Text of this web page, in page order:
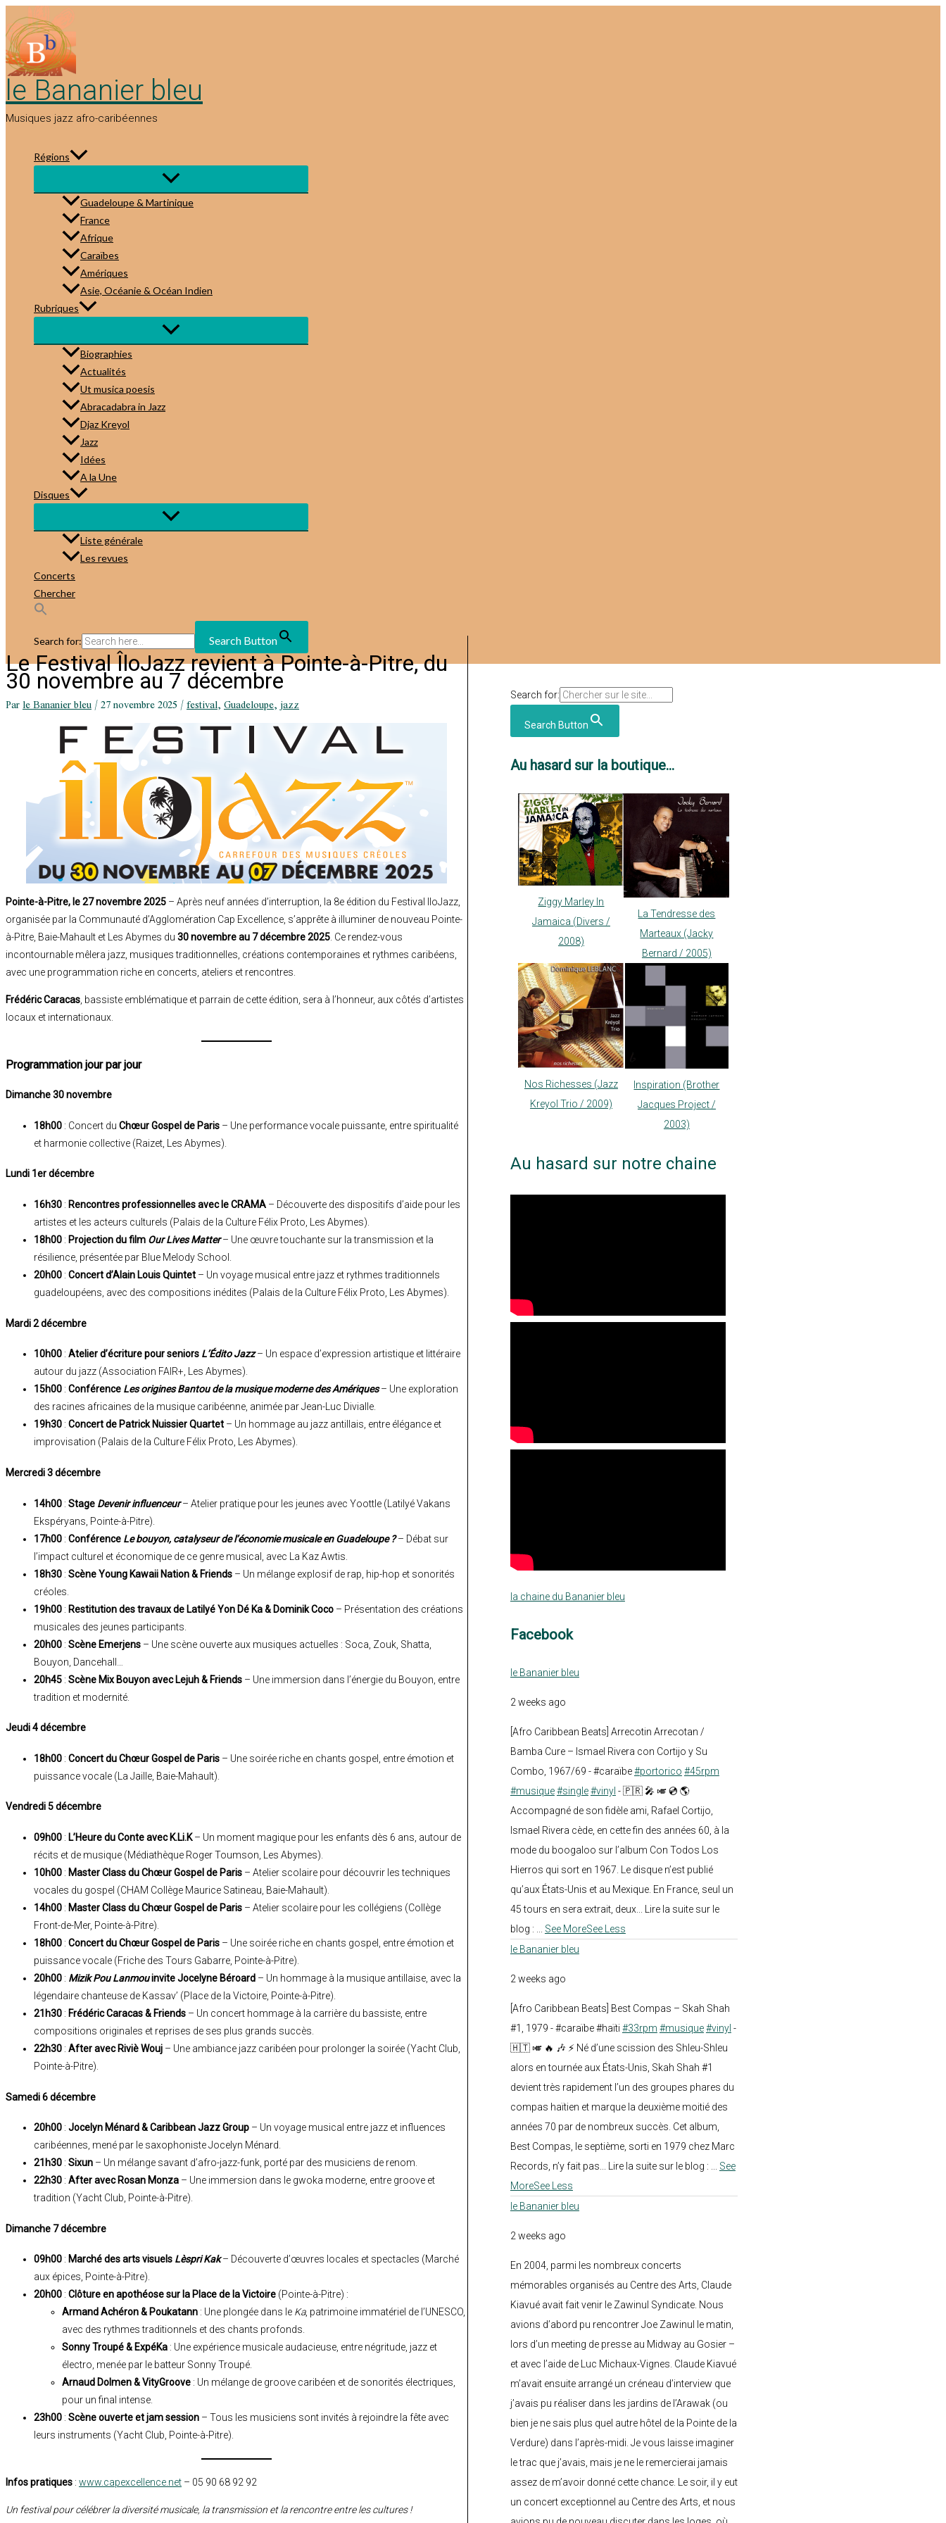
au
contenu
le Bananier bleu
Musiques jazz afro-caribéennes
Régions
Guadeloupe & Martinique
France
Afrique
Caraïbes
Amériques
Asie, Océanie & Océan Indien
Rubriques
Biographies
Actualités
Ut musica poesis
Abracadabra in Jazz
Djaz Kreyol
Jazz
Idées
A la Une
Disques
Liste générale
Les revues
Concerts
Chercher
Search for: Search Button
Le Festival ÎloJazz revient à Pointe-à-Pitre, du
30 novembre au 7 décembre
Parle Bananier bleu/27 novembre 2025/festival,Guadeloupe,jazz
Pointe-à-Pitre, le 27 novembre 2025 – Après neuf années d’interruption, la 8e édition du Festival IloJazz,
organisée par la Communauté d’Agglomération Cap Excellence, s’apprête à illuminer de nouveau Pointe-
à-Pitre, Baie-Mahault et Les Abymes du 30 novembre au 7 décembre 2025 . Ce rendez-vous
incontournable mêlera jazz, musiques traditionnelles, créations contemporaines et rythmes caribéens,
avec une programmation riche en concerts, ateliers et rencontres.
Frédéric Caracas , bassiste emblématique et parrain de cette édition, sera à l’honneur, aux côtés d’artistes
locaux et internationaux.
Programmation jour par jour
Dimanche 30 novembre
18h00 : Concert du Chœur Gospel de Paris – Une performance vocale puissante, entre spiritualité
et harmonie collective (Raizet, Les Abymes).
Lundi 1er décembre
16h30 : Rencontres professionnelles avec le CRAMA – Découverte des dispositifs d’aide pour les
artistes et les acteurs culturels (Palais de la Culture Félix Proto, Les Abymes).
18h00 : Projection du film Our Lives Matter– Une œuvre touchante sur la transmission et la
résilience, présentée par Blue Melody School.
20h00 : Concert d’Alain Louis Quintet – Un voyage musical entre jazz et rythmes traditionnels
guadeloupéens, avec des compositions inédites (Palais de la Culture Félix Proto, Les Abymes).
Mardi 2 décembre
10h00 : Atelier d’écriture pour seniors L’Édito Jazz– Un espace d’expression artistique et littéraire
autour du jazz (Association FAIR+, Les Abymes).
15h00 : Conférence Les origines Bantou de la musique moderne des Amériques– Une exploration
des racines africaines de la musique caribéenne, animée par Jean-Luc Divialle.
19h30 : Concert de Patrick Nuissier Quartet – Un hommage au jazz antillais, entre élégance et
improvisation (Palais de la Culture Félix Proto, Les Abymes).
Mercredi 3 décembre
14h00 : Stage Devenir influenceur– Atelier pratique pour les jeunes avec Yoottle (Latilyé Vakans
Ekspéryans, Pointe-à-Pitre).
17h00 : Conférence Le bouyon, catalyseur de l’économie musicale en Guadeloupe ?– Débat sur
l’impact culturel et économique de ce genre musical, avec La Kaz Awtis.
18h30 : Scène Young Kawaii Nation & Friends – Un mélange explosif de rap, hip-hop et sonorités
créoles.
19h00 : Restitution des travaux de Latilyé Yon Dé Ka & Dominik Coco – Présentation des créations
musicales des jeunes participants.
20h00 : Scène Emerjens – Une scène ouverte aux musiques actuelles : Soca, Zouk, Shatta,
Bouyon, Dancehall…
20h45 : Scène Mix Bouyon avec Lejuh & Friends – Une immersion dans l’énergie du Bouyon, entre
tradition et modernité.
Jeudi 4 décembre
18h00 : Concert du Chœur Gospel de Paris – Une soirée riche en chants gospel, entre émotion et
puissance vocale (La Jaille, Baie-Mahault).
Vendredi 5 décembre
09h00 : L’Heure du Conte avec K.Li.K– Un moment magique pour les enfants dès 6 ans, autour de
récits et de musique (Médiathèque Roger Toumson, Les Abymes).
10h00 : Master Class du Chœur Gospel de Paris – Atelier scolaire pour découvrir les techniques
vocales du gospel (CHAM Collège Maurice Satineau, Baie-Mahault).
14h00 : Master Class du Chœur Gospel de Paris – Atelier scolaire pour les collégiens (Collège
Front-de-Mer, Pointe-à-Pitre).
18h00 : Concert du Chœur Gospel de Paris – Une soirée riche en chants gospel, entre émotion et
puissance vocale (Friche des Tours Gabarre, Pointe-à-Pitre).
20h00 : Mizik Pou Lanmouinvite Jocelyne Béroard – Un hommage à la musique antillaise, avec la
légendaire chanteuse de Kassav’ (Place de la Victoire, Pointe-à-Pitre).
21h30 : Frédéric Caracas & Friends – Un concert hommage à la carrière du bassiste, entre
compositions originales et reprises de ses plus grands succès.
22h30 : After avec Riviè Wouj – Une ambiance jazz caribéen pour prolonger la soirée (Yacht Club,
Pointe-à-Pitre).
Samedi 6 décembre
20h00 : Jocelyn Ménard & Caribbean Jazz Group – Un voyage musical entre jazz et influences
caribéennes, mené par le saxophoniste Jocelyn Ménard.
21h30 : Sixun – Un mélange savant d’afro-jazz-funk, porté par des musiciens de renom.
22h30 : After avec Rosan Monza – Une immersion dans le gwoka moderne, entre groove et
tradition (Yacht Club, Pointe-à-Pitre).
Dimanche 7 décembre
09h00 : Marché des arts visuels Lèspri Kak– Découverte d’œuvres locales et spectacles (Marché
aux épices, Pointe-à-Pitre).
20h00 : Clôture en apothéose sur la Place de la Victoire (Pointe-à-Pitre) :
Armand Achéron & Poukatann : Une plongée dans le Ka, patrimoine immatériel de l’UNESCO,
avec des rythmes traditionnels et des chants profonds.
Sonny Troupé & ExpéKa : Une expérience musicale audacieuse, entre négritude, jazz et
électro, menée par le batteur Sonny Troupé.
Arnaud Dolmen & VityGroove : Un mélange de groove caribéen et de sonorités électriques,
pour un final intense.
23h00 : Scène ouverte et jam session – Tous les musiciens sont invités à rejoindre la fête avec
leurs instruments (Yacht Club, Pointe-à-Pitre).
Infos pratiques : www.capexcellence.net – 05 90 68 92 92
Un festival pour célébrer la diversité musicale, la transmission et la rencontre entre les cultures !
Search for:
Search Button
Au hasard sur la boutique...
Ziggy Marley In
Jamaica (Divers /
2008)
La Tendresse des
Marteaux (Jacky
Bernard / 2005)
Nos Richesses (Jazz
Kreyol Trio / 2009)
Inspiration (Brother
Jacques Project /
2003)
Au hasard sur notre chaine
la chaine du Bananier bleu
Facebook
le Bananier bleu
2 weeks ago
[Afro Caribbean Beats] Arrecotin Arrecotan /
Bamba Cure – Ismael Rivera con Cortijo y Su
Combo, 1967/69 - #caraïbe#portorico #45rpm
#musique#single#vinyl - 🇵🇷 🎤 🎺 💿 🌎
Accompagné de son fidèle ami, Rafael Cortijo,
Ismael Rivera cède, en cette fin des années 60, à la
mode du boogaloo sur l’album Con Todos Los
Hierros qui sort en 1967. Le disque n’est publié
qu’aux États-Unis et au Mexique. En France, seul un
45 tours en sera extrait, deux... Lire la suite sur le
blog :
See MoreSee Less
le Bananier bleu
2 weeks ago
[Afro Caribbean Beats] Best Compas – Skah Shah
#1, 1979 - #caraïbe #haïti #33rpm #musique#vinyl -
🇭🇹 🎺 🔥 🎶 ⚡ Né d’une scission des Shleu-Shleu
alors en tournée aux États-Unis, Skah Shah #1
devient très rapidement l’un des groupes phares du
compas haïtien et marque la deuxième moitié des
années 70 par de nombreux succès. Cet album,
Best Compas, le septième, sorti en 1979 chez Marc
Records, n’y fait pas... Lire la suite sur le blog :
See
MoreSee Less
le Bananier bleu
2 weeks ago
En 2004, parmi les nombreux concerts
mémorables organisés au Centre des Arts, Claude
Kiavué avait fait venir le Zawinul Syndicate. Nous
avions d’abord pu rencontrer Joe Zawinul le matin,
lors d’un meeting de presse au Midway au Gosier –
et avec l’aide de Luc Michaux-Vignes. Claude Kiavué
m’avait ensuite arrangé un créneau d’interview que
j’avais pu réaliser dans les jardins de l’Arawak (ou
bien je ne sais plus quel autre hôtel de la Pointe de la
Verdure) dans l’après-midi. Je vous laisse imaginer
le trac que j’avais, mais je ne le remercierai jamais
assez de m’avoir donné cette chance. Le soir, il y eut
un concert exceptionnel au Centre des Arts, et nous